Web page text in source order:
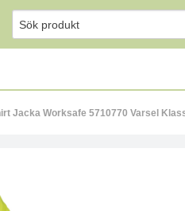
Jacka Worksafe 5710770 Varsel